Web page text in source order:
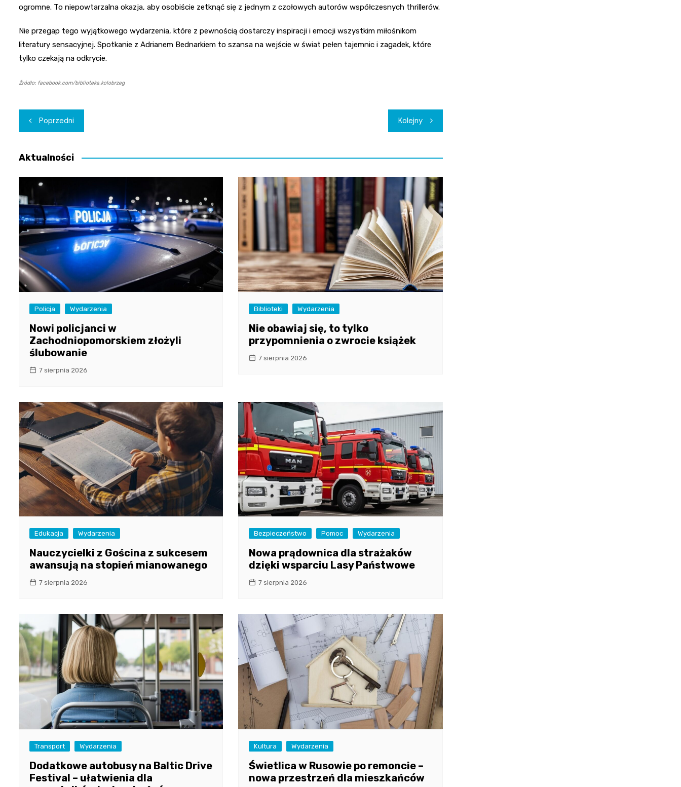
ogromne. To niepowtarzalna okazja, aby osobiście zetknąć się z jednym z czołowych autorów współczesnych thrillerów.
Nie przegap tego wyjątkowego wydarzenia, które z pewnością dostarczy inspiracji i emocji wszystkim miłośnikom
literatury sensacyjnej. Spotkanie z Adrianem Bednarkiem to szansa na wejście w świat pełen tajemnic i zagadek, które
tylko czekają na odkrycie.
Źródło: facebook.com/biblioteka.kolobrzeg
Nawigacja
wpisu
Poprzedni Kolejny
Aktualności
Policja Wydarzenia
Nowi policjanci w
Zachodniopomorskiem złożyli
ślubowanie
7 sierpnia 2026
Biblioteki Wydarzenia
Nie obawiaj się, to tylko
przypomnienia o zwrocie książek
7 sierpnia 2026
Edukacja Wydarzenia
Nauczycielki z Gościna z sukcesem
awansują na stopień mianowanego
7 sierpnia 2026
Bezpieczeństwo Pomoc Wydarzenia
Nowa prądownica dla strażaków
dzięki wsparciu Lasy Państwowe
7 sierpnia 2026
Transport Wydarzenia
Dodatkowe autobusy na Baltic Drive
Festival – ułatwienia dla
Kultura Wydarzenia
Świetlica w Rusowie po remoncie –
nowa przestrzeń dla mieszkańców